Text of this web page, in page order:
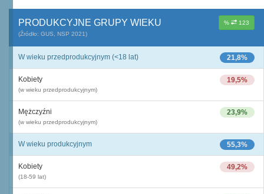
% 123
PRODUKCYJNE GRUPY WIEKU
(Źródło: GUS, NSP 2021)
21,8%
W wieku przedprodukcyjnym (<18 lat)
19,5%
Kobiety
(w wieku przedprodukcyjnym)
23,9%
Mężczyźni
(w wieku przedprodukcyjnym)
55,3%
W wieku produkcyjnym
49,2%
Kobiety
(18-59 lat)